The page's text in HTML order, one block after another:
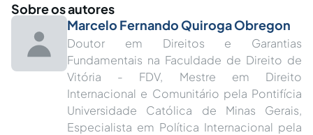
Sobre os autores
Marcelo Fernando Quiroga Obregon
Doutor em Direitos e Garantias
Fundamentais na Faculdade de Direito de
Vitória - FDV, Mestre em Direito
Internacional e Comunitário pela Pontifícia
Universidade Católica de Minas Gerais,
Especialista em Política Internacional pela